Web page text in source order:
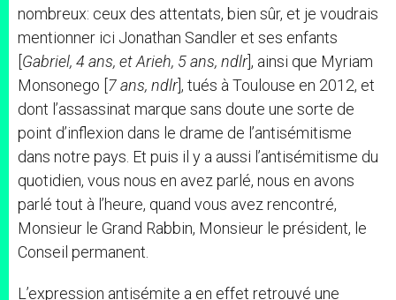
nombreux: ceux des attentats, bien sûr, et je voudrais
mentionner ici Jonathan Sandler et ses enfants
[Gabriel, 4 ans, et Arieh, 5 ans, ndlr], ainsi que Myriam
Monsonego [7 ans, ndlr], tués à Toulouse en 2012, et
dont l’assassinat marque sans doute une sorte de
point d’inflexion dans le drame de l’antisémitisme
dans notre pays. Et puis il y a aussi l’antisémitisme du
quotidien, vous nous en avez parlé, nous en avons
parlé tout à l’heure, quand vous avez rencontré,
Monsieur le Grand Rabbin, Monsieur le président, le
Conseil permanent.
L’expression antisémite a en effet retrouvé une